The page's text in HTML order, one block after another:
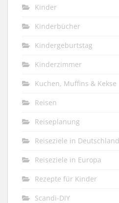
Kinder
Kinderbücher
Kindergeburtstag
Kinderzimmer
Kuchen, Muffins & Kekse
Reisen
Reiseplanung
Reiseziele in Deutschland
Reiseziele in Europa
Rezepte für Kinder
Scandi-DIY